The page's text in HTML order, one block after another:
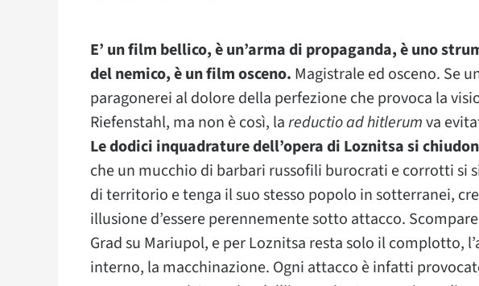
E’ un film bellico, è un’arma di propaganda, è uno
del nemico, è un film osceno. Magistrale ed osceno. Se
paragonerei al dolore della perfezione che provoca la
Riefenstahl, ma non è così, lareductio ad hitlerumva
Le dodici inquadrature dell’opera di Loznitsa si
che un mucchio di barbari russofili burocrati e corrotti si
di territorio e tenga il suo stesso popolo in sotterranei,
illusione d’essere perennemente sotto attacco.
Grad su Mariupol, e per Loznitsa resta solo il complotto,
interno, la macchinazione. Ogni attacco è infatti